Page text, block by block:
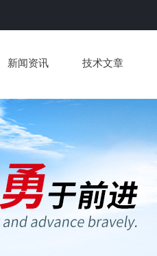
新闻资讯 技术文章